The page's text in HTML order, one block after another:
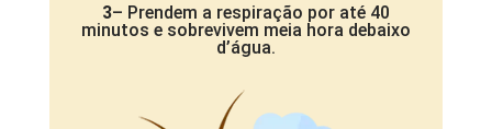
3– Prendem a respiração por até 40
minutos e sobrevivem meia hora debaixo
d’água.